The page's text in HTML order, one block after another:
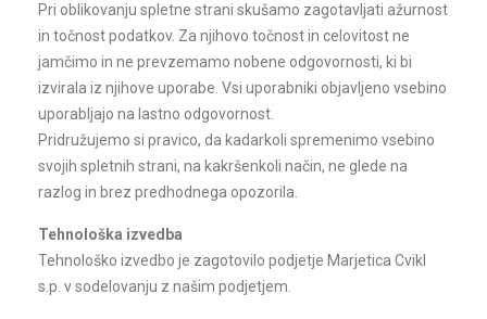
Pri oblikovanju spletne strani skušamo zagotavljati ažurnost
in točnost podatkov. Za njihovo točnost in celovitost ne
jamčimo in ne prevzemamo nobene odgovornosti, ki bi
izvirala iz njihove uporabe. Vsi uporabniki objavljeno vsebino
uporabljajo na lastno odgovornost.
Pridružujemo si pravico, da kadarkoli spremenimo vsebino
svojih spletnih strani, na kakršenkoli način, ne glede na
razlog in brez predhodnega opozorila.
Tehnološka izvedba
Tehnološko izvedbo je zagotovilo podjetje Marjetica Cvikl
s.p. v sodelovanju z našim podjetjem.